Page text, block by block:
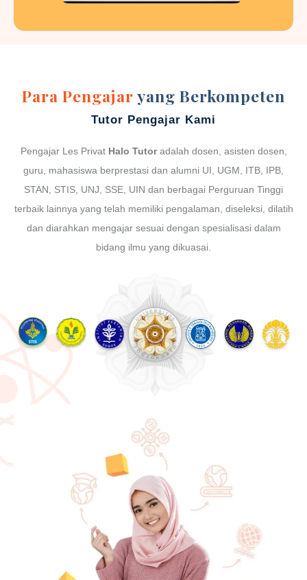
Para Pengajaryang Berkompeten
Tutor Pengajar Kami
Pengajar Les Privat Halo Tutoradalah dosen, asisten dosen,
guru, mahasiswa berprestasi dan alumni UI, UGM, ITB, IPB,
STAN, STIS, UNJ, SSE, UIN dan berbagai Perguruan Tinggi
terbaik lainnya yang telah memiliki pengalaman, diseleksi, dilatih
dan diarahkan mengajar sesuai dengan spesialisasi dalam
bidang ilmu yang dikuasai.